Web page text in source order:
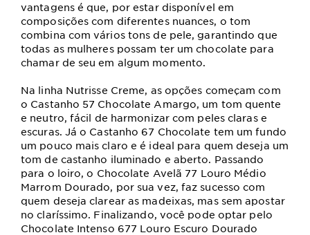
vantagens é que, por estar disponível em
composições com diferentes nuances, o tom
combina com vários tons de pele, garantindo que
todas as mulheres possam ter um chocolate para
chamar de seu em algum momento.
Na linha Nutrisse Creme, as opções começam com
o Castanho 57 Chocolate Amargo, um tom quente
e neutro, fácil de harmonizar com peles claras e
escuras. Já o Castanho 67 Chocolate tem um fundo
um pouco mais claro e é ideal para quem deseja um
tom de castanho iluminado e aberto. Passando
para o loiro, o Chocolate Avelã 77 Louro Médio
Marrom Dourado, por sua vez, faz sucesso com
quem deseja clarear as madeixas, mas sem apostar
no claríssimo. Finalizando, você pode optar pelo
Chocolate Intenso 677 Louro Escuro Dourado